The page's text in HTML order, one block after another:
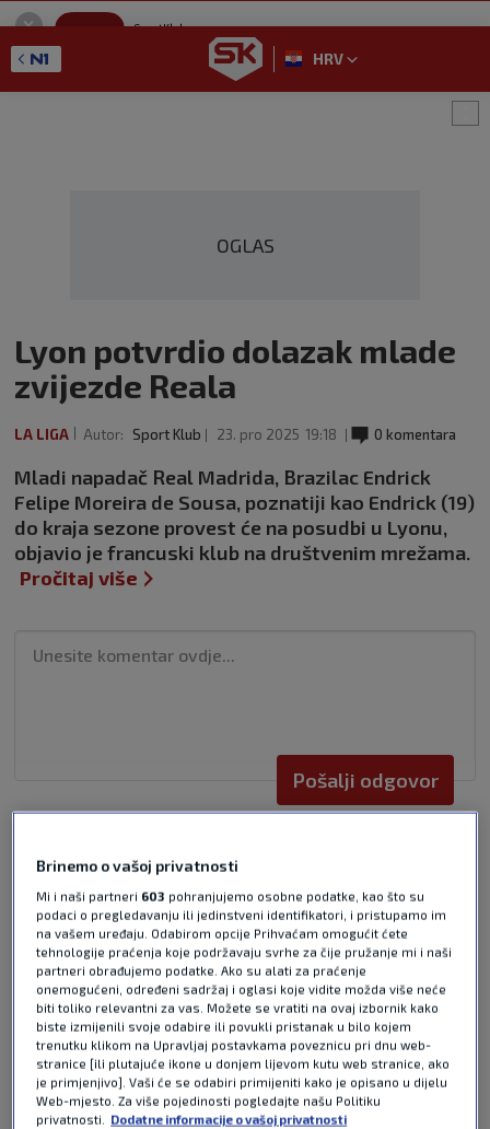
SportKlub
GET - On the Google Play
HRV
OGLAS
Lyon potvrdio dolazak mlade
zvijezde Reala
LA LIGA Autor: Sport Klub 23. pro 2025 19:18 0 komentara
Mladi napadač Real Madrida, Brazilac Endrick
Felipe Moreira de Sousa, poznatiji kao Endrick (19)
do kraja sezone provest će na posudbi u Lyonu,
objavio je francuski klub na društvenim mrežama.
Pročitaj više
Pošalji odgovor
Pošalji
NAJČITANIJE VIJESTI - LA LIGA
Brinemo o vašoj privatnosti
Mi i naši partneri 603 pohranjujemo osobne podatke, kao što su
podaci o pregledavanju ili jedinstveni identifikatori, i pristupamo im
na vašem uređaju. Odabirom opcije Prihvaćam omogućit ćete
tehnologije praćenja koje podržavaju svrhe za čije pružanje mi i naši
partneri obrađujemo podatke. Ako su alati za praćenje
onemogućeni, određeni sadržaj i oglasi koje vidite možda više neće
biti toliko relevantni za vas. Možete se vratiti na ovaj izbornik kako
biste izmijenili svoje odabire ili povukli pristanak u bilo kojem
trenutku klikom na Upravljaj postavkama poveznicu pri dnu web-
stranice [ili plutajuće ikone u donjem lijevom kutu web stranice, ako
je primjenjivo]. Vaši će se odabiri primijeniti kako je opisano u dijelu
Web-mjesto. Za više pojedinosti pogledajte našu Politiku
privatnosti. Dodatne informacije o vašoj privatnosti